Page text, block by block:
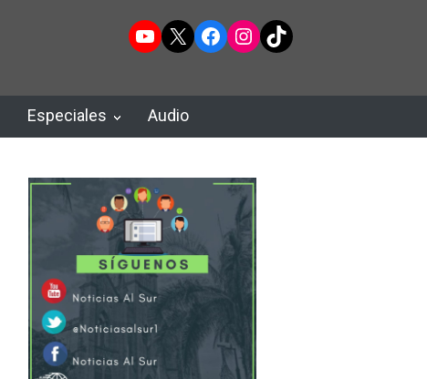
YouTube
X Facebook
Instagram
TikTok
Especiales Audio